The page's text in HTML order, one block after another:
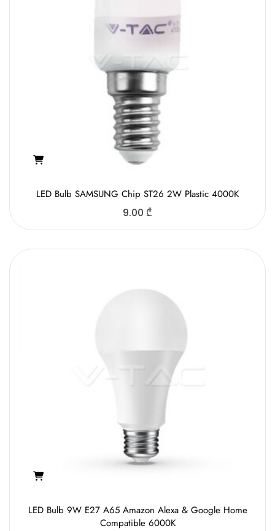
LED Bulb SAMSUNG Chip ST26 2W Plastic 4000K
9.00 ₾
LED Bulb 9W E27 A65 Amazon Alexa & Google Home
Compatible 6000K